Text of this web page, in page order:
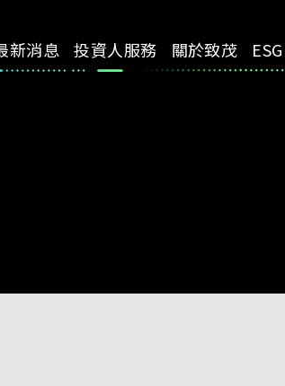
新消息 投資人服務 關於致茂 ESG